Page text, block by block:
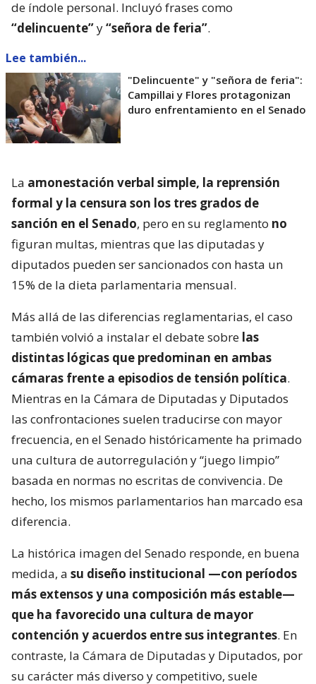
de índole personal. Incluyó frases como
“delincuente”y“señora de feria”.
Lee también...
"Delincuente" y "señora de feria":
Campillai y Flores protagonizan
duro enfrentamiento en el Senado
La amonestación verbal simple, la reprensión
formal y la censura son los tres grados de
sanción en el Senado, pero en su reglamento no
figuran multas, mientras que las diputadas y
diputados pueden ser sancionados con hasta un
15% de la dieta parlamentaria mensual.
Más allá de las diferencias reglamentarias, el caso
también volvió a instalar el debate sobre las
distintas lógicas que predominan en ambas
cámaras frente a episodios de tensión política.
Mientras en la Cámara de Diputadas y Diputados
las confrontaciones suelen traducirse con mayor
frecuencia, en el Senado históricamente ha primado
una cultura de autorregulación y “juego limpio”
basada en normas no escritas de convivencia. De
hecho, los mismos parlamentarios han marcado esa
diferencia.
La histórica imagen del Senado responde, en buena
medida, a su diseño institucional —con períodos
más extensos y una composición más estable—
que ha favorecido una cultura de mayor
contención y acuerdos entre sus integrantes. En
contraste, la Cámara de Diputadas y Diputados, por
su carácter más diverso y competitivo, suele